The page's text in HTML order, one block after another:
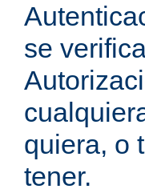
se
quiera, o
tener.